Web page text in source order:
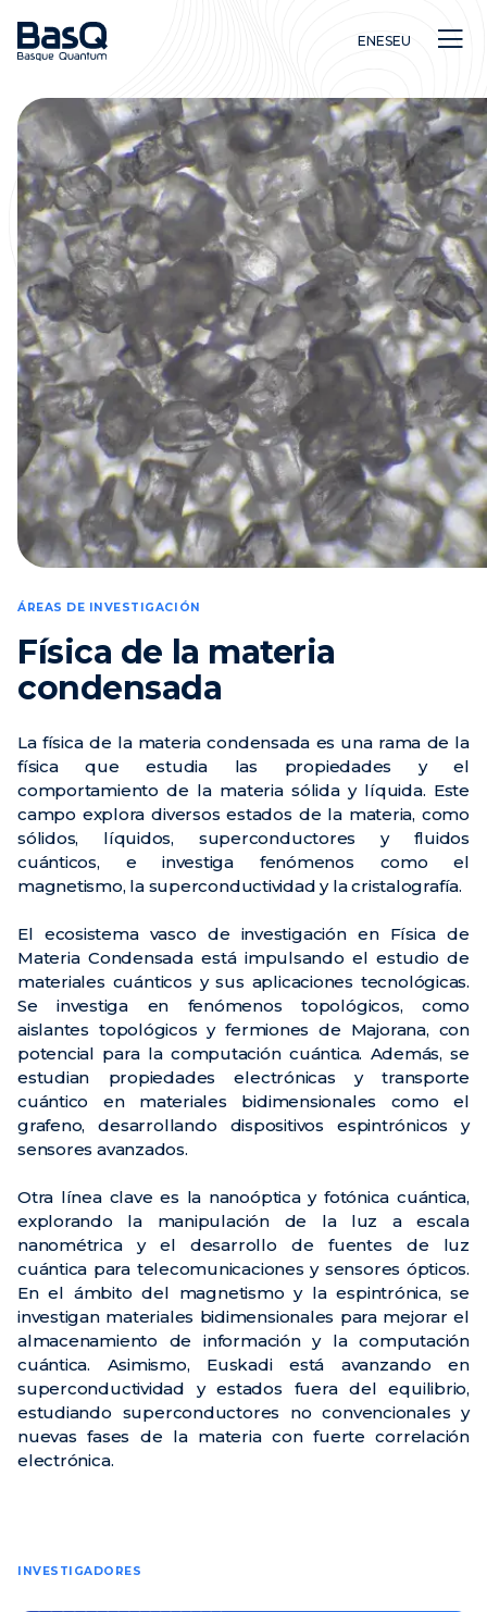
Investigación
Educación
Innovación
Noticias
Eventos
ENESEU
ÁREAS DE INVESTIGACIÓN
Física de la materia
condensada
La física de la materia condensada es una rama de la
física que estudia las propiedades y el
comportamiento de la materia sólida y líquida. Este
campo explora diversos estados de la materia, como
sólidos, líquidos, superconductores y fluidos
cuánticos, e investiga fenómenos como el
magnetismo, la superconductividad y la cristalografía.
El ecosistema vasco de investigación en Física de
Materia Condensada está impulsando el estudio de
materiales cuánticos y sus aplicaciones tecnológicas.
Se investiga en fenómenos topológicos, como
aislantes topológicos y fermiones de Majorana, con
potencial para la computación cuántica. Además, se
estudian propiedades electrónicas y transporte
cuántico en materiales bidimensionales como el
grafeno, desarrollando dispositivos espintrónicos y
sensores avanzados.
Otra línea clave es la nanoóptica y fotónica cuántica,
explorando la manipulación de la luz a escala
nanométrica y el desarrollo de fuentes de luz
cuántica para telecomunicaciones y sensores ópticos.
En el ámbito del magnetismo y la espintrónica, se
investigan materiales bidimensionales para mejorar el
almacenamiento de información y la computación
cuántica. Asimismo, Euskadi está avanzando en
superconductividad y estados fuera del equilibrio,
estudiando superconductores no convencionales y
nuevas fases de la materia con fuerte correlación
electrónica.
INVESTIGADORES